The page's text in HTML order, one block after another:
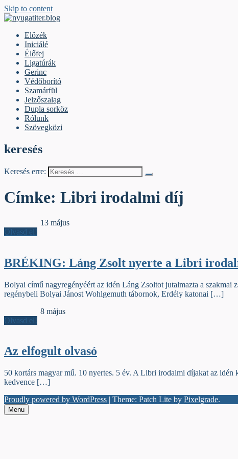
Skip to content
Előzék
Iniciálé
Élőfej
Ligatúrák
Gerinc
Védőborító
Szamárfül
Jelzőszalag
Dupla sorköz
Rólunk
Szövegközi
keresés
Keresés erre:
Címke: Libri irodalmi díj
13 május
Olvasd el!
BRÉKING: Láng Zsolt nyerte a Libri
Bolyai című nagyregényéért az idén Láng Zsoltot jutalmazta a
regénybeli Bolyai Jánost Wohlgemuth tábornok, Erdély katonai […]
8 május
Olvasd el!
Az elfogult olvasó
50 kortárs magyar mű. 10 nyertes. 5 év. A Libri irodalmi díjakat az
kedvence […]
Proudly powered by WordPress | Theme: Patch Lite by Pixelgrade.
Menu